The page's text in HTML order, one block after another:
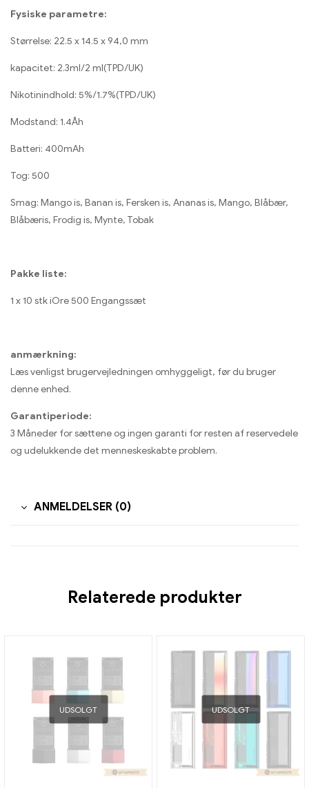
Fysiske parametre:
Størrelse: 22.5 x 14.5 x 94,0 mm
kapacitet: 2.3ml/2 ml(TPD/UK)
Nikotinindhold: 5%/1.7%(TPD/UK)
Modstand: 1.4Åh
Batteri: 400mAh
Tog: 500
Smag: Mango is, Banan is, Fersken is, Ananas is, Mango, Blåbær,
Blåbæris, Frodig is, Mynte, Tobak
Pakke liste:
1 x 10 stk iOre 500 Engangssæt
anmærkning:
Læs venligst brugervejledningen omhyggeligt, før du bruger
denne enhed.
Garantiperiode:
3 Måneder for sættene og ingen garanti for resten af ​​reservedele
og udelukkende det menneskeskabte problem.
ANMELDELSER (0)
Relaterede produkter
UDSOLGT UDSOLGT